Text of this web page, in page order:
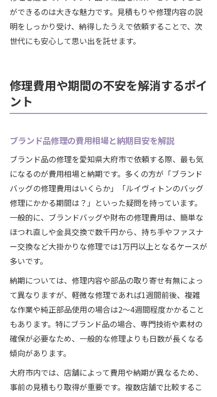
ができるのは大きな魅力です。見積もりや修理内容の説
明をしっかり受け、納得したうえで依頼することで、次
世代にも安心して思い出を託せます。
修理費用や期間の不安を解消するポイ
ント
ブランド品修理の費用相場と納期目安を解説
ブランド品の修理を愛知県大府市で依頼する際、最も気
になるのが費用相場と納期です。多くの方が「ブランド
バッグの修理費用はいくらか」「ルイヴィトンのバッグ
修理にかかる期間は？」といった疑問を持っています。
一般的に、ブランドバッグや財布の修理費用は、簡単な
ほつれ直しや金具交換で数千円から、持ち手やファスナ
ー交換など大掛かりな修理では1万円以上となるケースが
多いです。
納期については、修理内容や部品の取り寄せ有無によっ
て異なりますが、軽微な修理であれば1週間前後、複雑
な作業や純正部品使用の場合は2～4週間程度かかること
もあります。特にブランド品の場合、専門技術や素材の
確保が必要なため、一般的な修理よりも日数が長くなる
傾向があります。
大府市内では、店舗によって費用や納期が異なるため、
事前の見積もり取得が重要です。複数店舗で比較するこ